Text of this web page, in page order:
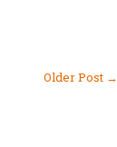
Older Post →